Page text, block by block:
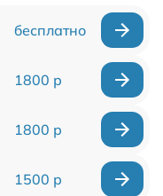
бесплатно
1800 р
1800 р
1500 р